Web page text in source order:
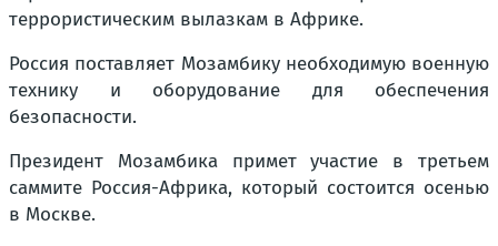
террористическим вылазкам в Африке.
Россия поставляет Мозамбику необходимую военную
технику и оборудование для обеспечения
безопасности.
Президент Мозамбика примет участие в третьем
саммите Россия-Африка, который состоится осенью
в Москве.